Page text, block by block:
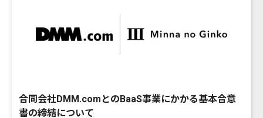
合同会社DMM.comとのBaaS事業にかかる基本合意
書の締結について